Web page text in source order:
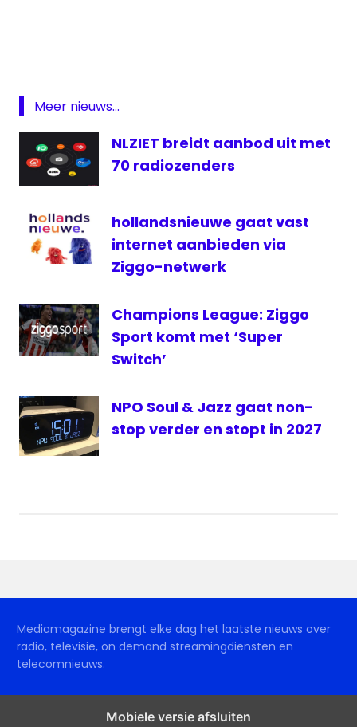
OLON
televisie
Meer nieuws...
NLZIET breidt aanbod uit met
70 radiozenders
hollandsnieuwe gaat vast
internet aanbieden via
Ziggo-netwerk
Champions League: Ziggo
Sport komt met ‘Super
Switch’
NPO Soul & Jazz gaat non-
stop verder en stopt in 2027
Mediamagazine brengt elke dag het laatste nieuws over
radio, televisie, on demand streamingdiensten en
telecomnieuws.
Mobiele versie afsluiten